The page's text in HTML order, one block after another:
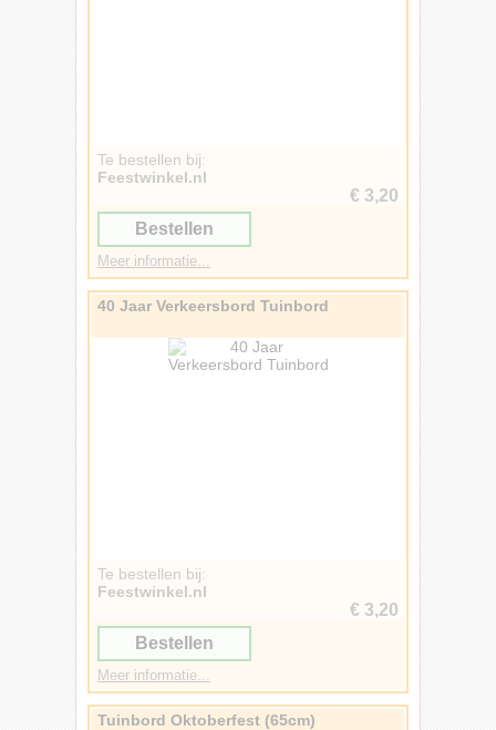
Te bestellen bij:
Feestwinkel.nl
€ 3,20
Bestellen
Meer informatie...
40 Jaar Verkeersbord Tuinbord
Te bestellen bij:
Feestwinkel.nl
€ 3,20
Bestellen
Meer informatie...
Tuinbord Oktoberfest (65cm)